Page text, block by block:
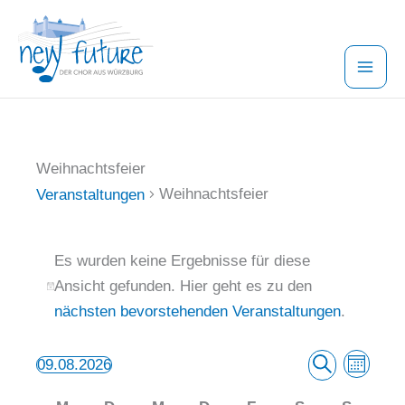
Inhalt
springen
Weihnachtsfeier
Veranstaltungen
Weihnachtsfeier
Hinweis
Es wurden keine Ergebnisse für diese
Ansicht gefunden. Hier geht es zu den
nächsten bevorstehenden Veranstaltungen.
Suche
Suche
Monat
09.08.2026